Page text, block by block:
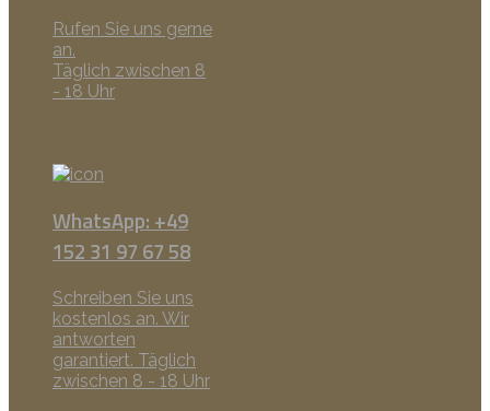
Rufen Sie uns gerne
an.
Täglich zwischen 8
- 18 Uhr
WhatsApp: +49
152 31 97 67 58
Schreiben Sie uns
kostenlos an. Wir
antworten
garantiert. Täglich
zwischen 8 - 18 Uhr